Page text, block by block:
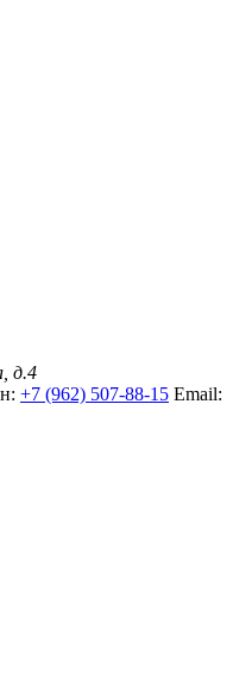
д.4
+7 (962) 507-88-15 Email: